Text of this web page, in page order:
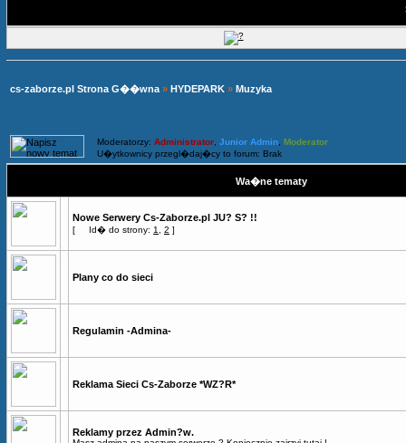
cs-zaborze.pl Strona G��wna » HYDEPARK » Muzyka
Moderatorzy: Administrator Junior Admin Moderator
U�ytkownicy przegl�daj�cy to forum: Brak
Wa�ne tematy
Nowe Serwery Cs-Zaborze.pl JU? S? !!
[ Id� do strony: 1 2 ]
Plany co do sieci
Regulamin -Admina-
Reklama Sieci Cs-Zaborze *WZ?R*
Reklamy przez Admin?w.